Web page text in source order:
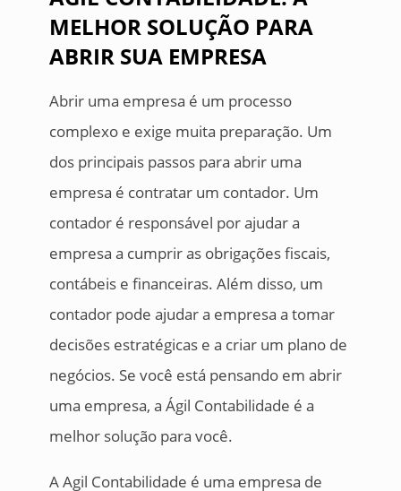
MELHOR SOLUÇÃO PARA
ABRIR SUA EMPRESA
Abrir uma empresa é um processo
complexo e exige muita preparação. Um
dos principais passos para abrir uma
empresa é contratar um contador. Um
contador é responsável por ajudar a
empresa a cumprir as obrigações fiscais,
contábeis e financeiras. Além disso, um
contador pode ajudar a empresa a tomar
decisões estratégicas e a criar um plano de
negócios. Se você está pensando em abrir
uma empresa, a Ágil Contabilidade é a
melhor solução para você.
A Agil Contabilidade é uma empresa de